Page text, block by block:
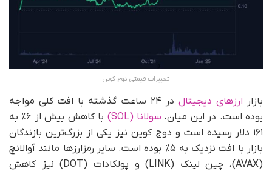
تغییرات قیمتی دوج کوین
بازار ارزهای دیجیتال
در ۲۴ ساعت گذشته با افت کلی مواجه
بوده است. در این میان، سولانا (SOL)
با کاهش بیش از ۶٪ به
۱۶۱ دلار رسیده است و دوج کوین نیز یکی از بزرگ‌ترین بازندگان
بازار با افت نزدیک به ۵٪ بوده است. سایر رمزارزها مانند آوالانچ
(AVAX)، چین لینک (LINK) و پولکادات (DOT) نیز کاهش